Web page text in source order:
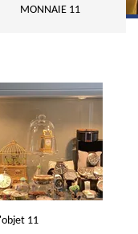
MONNAIE 11
11